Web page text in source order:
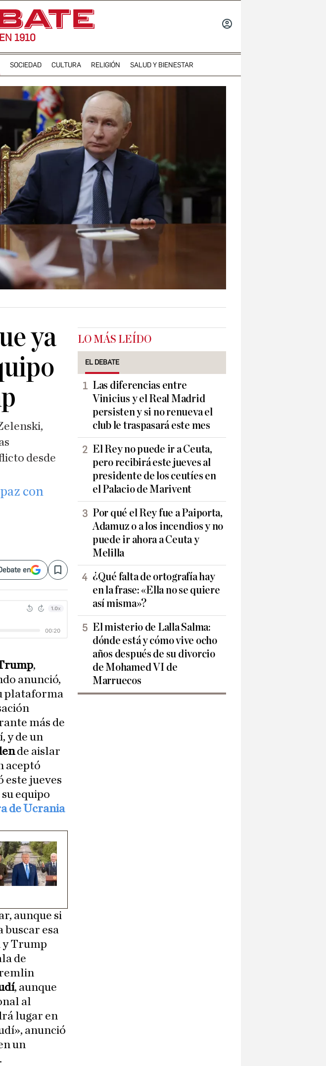
1910
SOCIEDAD CULTURA RELIGIÓN SALUD Y BIENESTAR
ya
desde
con
en Save
,
anunció,
plataforma
más de
y de un
de aislar
aceptó
este jueves
equipo
de Ucrania
aunque si
buscar esa
y Trump
de
, aunque
al
lugar en
anunció
un
.
LO MÁS LEÍDO
EL DEBATE
Las diferencias entre
Vinicius y el Real Madrid
persisten y si no renueva el
club le traspasará este mes
El Rey no puede ir a Ceuta,
pero recibirá este jueves al
presidente de los ceutíes en
el Palacio de Marivent
Por qué el Rey fue a Paiporta,
Adamuz o a los incendios y no
puede ir ahora a Ceuta y
Melilla
¿Qué falta de ortografía hay
en la frase: «Ella no se quiere
así misma»?
El misterio de Lalla Salma:
dónde está y cómo vive ocho
años después de su divorcio
de Mohamed VI de
Marruecos